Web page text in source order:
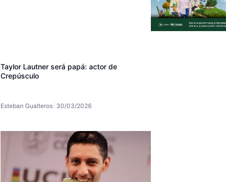
Taylor Lautner será papá: actor de
Crepúsculo
Esteban Gualteros 30/03/2026